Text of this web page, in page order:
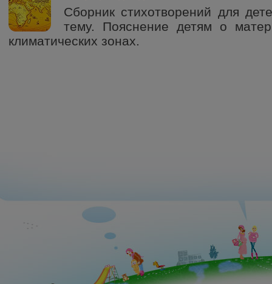
Сборник стихотворений для
тему. Пояснение детям о
климатических зонах.